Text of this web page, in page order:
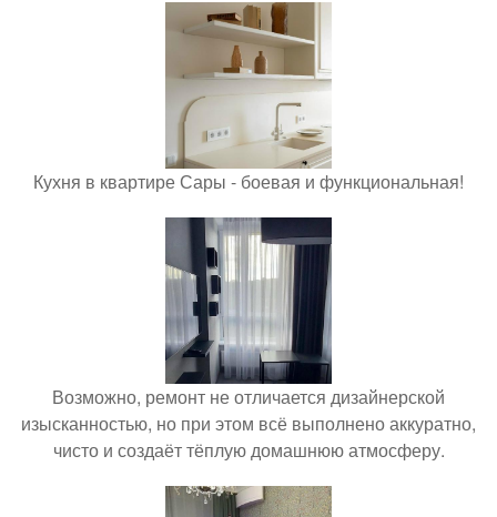
Кухня в квартире Сары - боевая и функциональная!
Возможно, ремонт не отличается дизайнерской
изысканностью, но при этом всё выполнено аккуратно,
чисто и создаёт тёплую домашнюю атмосферу.